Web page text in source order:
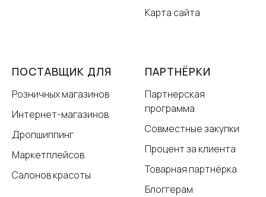
Карта сайта
ПОСТАВЩИК ДЛЯ
Розничных магазинов
Интернет-магазинов
Дропшиппинг
Маркетплейсов
Салонов красоты
ПАРТНЁРКИ
Партнерская
программа
Совместные закупки
Процент за клиента
Товарная партнёрка
Блоггерам